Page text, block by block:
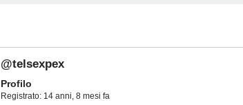
@telsexpex
Profilo
Registrato: 14 anni, 8 mesi fa